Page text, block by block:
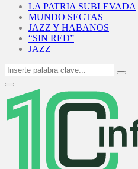
LA PATRIA SUBLEVADA
MUNDO SECTAS
JAZZ Y HABANOS
“SIN RED”
JAZZ
Search
for:
Primary
Menu